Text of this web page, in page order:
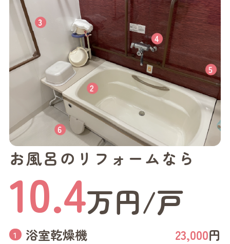
お風呂のリフォームなら
10.4万円/戸
浴室乾燥機 23,000円